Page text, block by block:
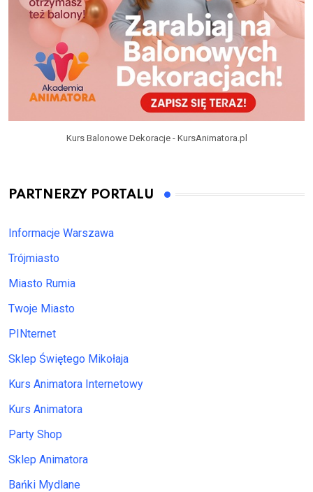
Kurs Balonowe Dekoracje - KursAnimatora.pl
PARTNERZY PORTALU
Informacje Warszawa
Trójmiasto
Miasto Rumia
Twoje Miasto
PINternet
Sklep Świętego Mikołaja
Kurs Animatora Internetowy
Kurs Animatora
Party Shop
Sklep Animatora
Bańki Mydlane